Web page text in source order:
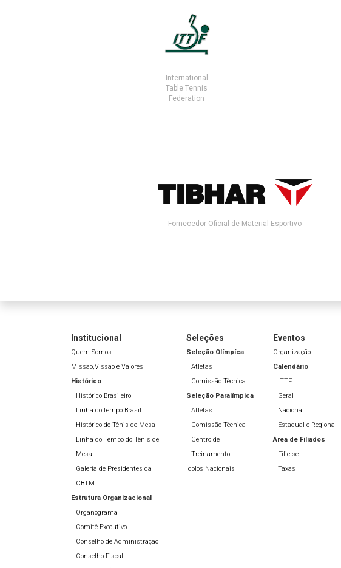
International
Table Tennis
Federation
Fornecedor Oficial de Material Esportivo
Institucional
Quem Somos
Missão,Vissão e Valores
Histórico
Histórico Brasileiro
Linha do tempo Brasil
Histórico do Tênis de Mesa
Linha do Tempo do Tênis de
Mesa
Galeria de Presidentes da
CBTM
Estrutura Organizacional
Organograma
Comitê Executivo
Conselho de Administração
Conselho Fiscal
Seleções
Seleção Olímpíca
Atletas
Comissão Técnica
Seleção Paralímpica
Atletas
Comissão Técnica
Centro de
Treinamento
Ídolos Nacionais
Eventos
Organização
Calendário
ITTF
Geral
Nacional
Estadual e Regional
Área de Filiados
Filie-se
Taxas